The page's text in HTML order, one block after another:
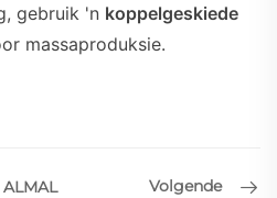
gebruik 'n koppelgeskiede
massaproduksie.
ALMAL Volgende